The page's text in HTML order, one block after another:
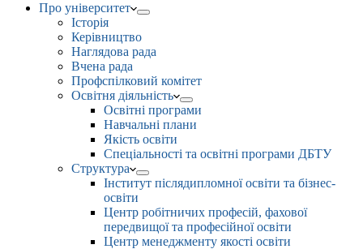
Про університет
Історія
Керівництво
Наглядова рада
Вчена рада
Профспілковий комітет
Освітня діяльність
Освітні програми
Навчальні плани
Якість освіти
Спеціальності та освітні програми ДБТУ
Структура
Інститут післядипломної освіти та бізнес-
освіти
Центр робітничих професій, фахової
передвищої та професійної освіти
Центр менеджменту якості освіти